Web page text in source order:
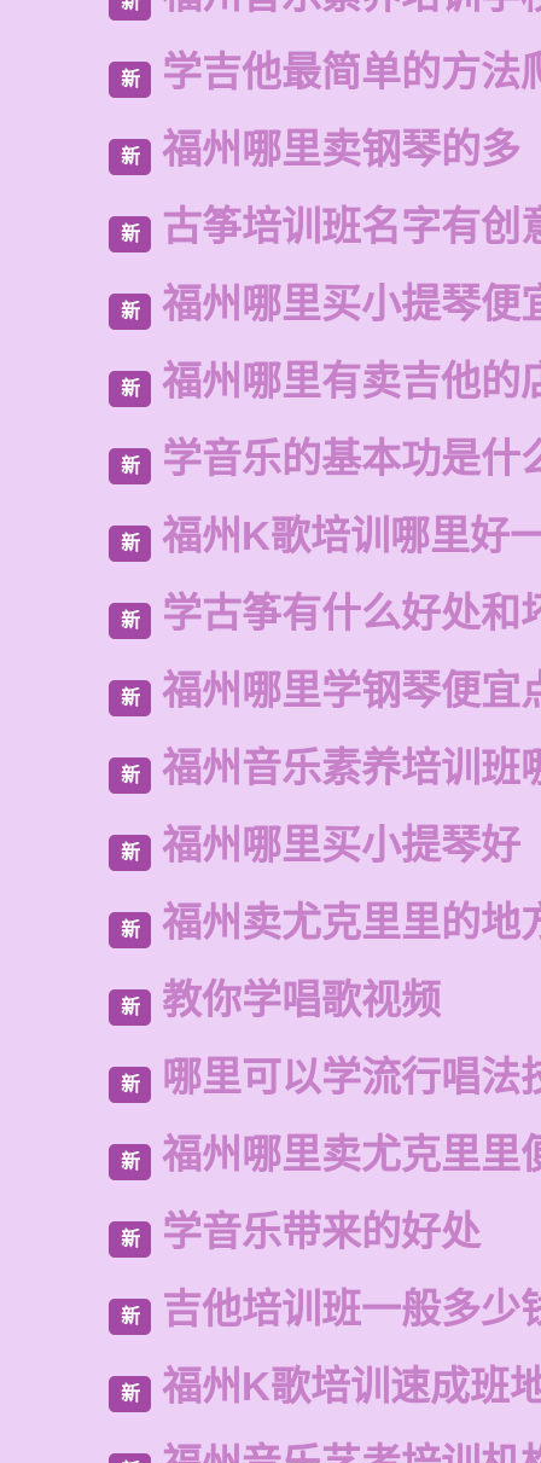
新 学吉他最简单的方法
新 福州哪里卖钢琴的多
新 古筝培训班名字有创
新 福州哪里买小提琴便
新 福州哪里有卖吉他的
新 学音乐的基本功是什
新 福州K歌培训哪里好
新 学古筝有什么好处和
新 福州哪里学钢琴便宜
新 福州音乐素养培训班
新 福州哪里买小提琴好
新 福州卖尤克里里的地
新 教你学唱歌视频
新 哪里可以学流行唱法
新 福州哪里卖尤克里里
新 学音乐带来的好处
新 吉他培训班一般多少
新 福州K歌培训速成班